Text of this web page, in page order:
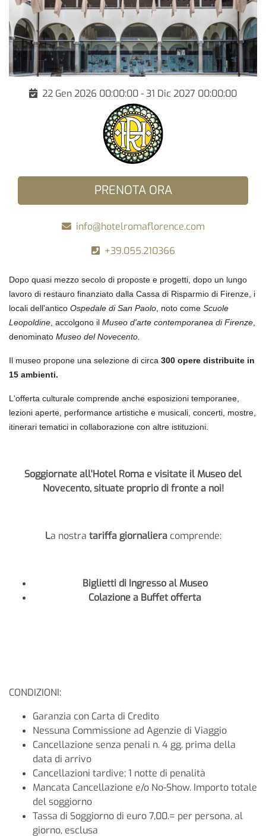
22 Gen 2026 00:00:00 - 31 Dic 2027 00:00:00
PRENOTA ORA
info@hotelromaflorence.com
+39.055.210366
Dopo quasi mezzo secolo di proposte e progetti, dopo un lungo
lavoro di restauro finanziato dalla Cassa di Risparmio di Firenze, i
locali dell'antico Ospedale di San Paolo , noto come Scuole
Leopoldine , accolgono il Museo d'arte contemporanea di Firenze
denominato Museo del Novecento.
Il museo propone una selezione di circa 300 opere distribuite in
15 ambienti.
L'offerta culturale comprende anche esposizioni temporanee,
lezioni aperte, performance artistiche e musicali, concerti, mostre,
itinerari tematici in collaborazione con altre istituzioni.
Soggiornate all'Hotel Roma e visitate il Museo del
Novecento, situate proprio di fronte a noi!
La nostra tariffa giornalieracomprende:
Biglietti di Ingresso al Museo
Colazione a Buffet offerta
CONDIZIONI:
Garanzia con Carta di Credito
Nessuna Commissione ad Agenzie di Viaggio
Cancellazione senza penali n. 4 gg. prima della
data di arrivo
Cancellazioni tardive; 1 notte di penalità
Mancata Cancellazione e/o No-Show. Importo totale
del soggiorno
Tassa di Soggiorno di euro 7,00.= per persona, al
giorno, esclusa